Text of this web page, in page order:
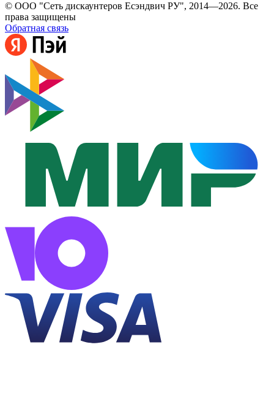
© ООО "Сеть дискаунтеров Есэндвич РУ", 2014—2026. Все
права защищены
Обратная связь